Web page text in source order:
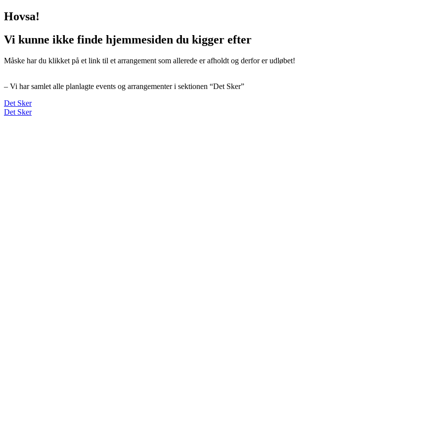
Hovsa!
Vi kunne ikke finde hjemmesiden du kigger efter
Måske har du klikket på et link til et arrangement som allerede er afholdt og derfor er udløbet!
– Vi har samlet alle planlagte events og arrangementer i sektionen “Det Sker”
Det Sker
Det Sker